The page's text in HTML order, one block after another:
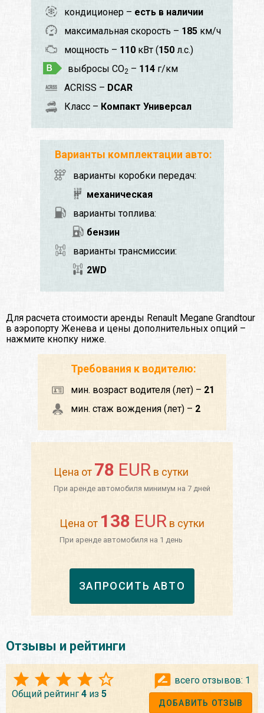
кондиционер – есть в наличии
максимальная скорость – 185 км/ч
мощность – 110 кВт (150 л.с.)
выбросы CO2 – 114 г/км
ACRISS – DCAR
Класс – Компакт Универсал
Варианты комплектации авто:
варианты коробки передач:
механическая
варианты топлива:
бензин
варианты трансмиссии:
2WD
Для расчета стоимости аренды Renault Megane Grandtour
в аэропорту Женева и цены дополнительных опций –
нажмите кнопку ниже.
Требования к водителю:
мин. возраст водителя (лет) – 21
мин. стаж вождения (лет) – 2
Цена от 78 EURв сутки
При аренде автомобиля минимум на 7 дней
Цена от 138 EURв сутки
При аренде автомобиля на 1 день
ЗАПРОСИТЬ АВТО
Отзывы и рейтинги
Общий рейтинг 4 из 5
всего отзывов: 1
ДОБАВИТЬ ОТЗЫВ